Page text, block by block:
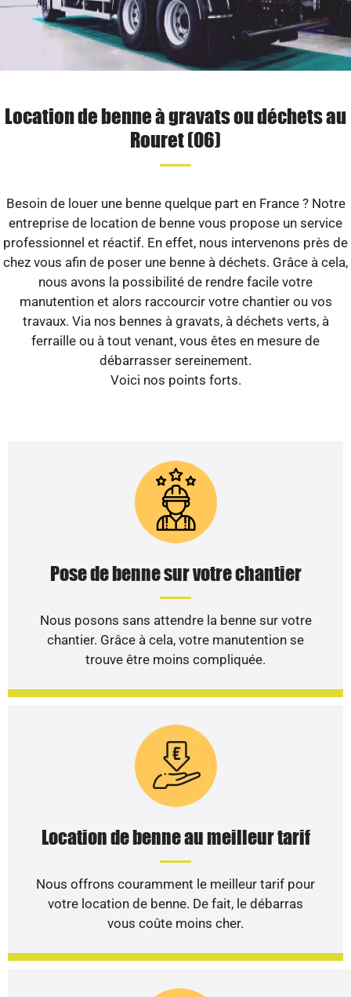
Location de benne à gravats ou déchets au
Rouret (06)
Besoin de louer une benne quelque part en France ? Notre
entreprise de location de benne vous propose un service
professionnel et réactif. En effet, nous intervenons près de
chez vous afin de poser une benne à déchets. Grâce à cela,
nous avons la possibilité de rendre facile votre
manutention et alors raccourcir votre chantier ou vos
travaux. Via nos bennes à gravats, à déchets verts, à
ferraille ou à tout venant, vous êtes en mesure de
débarrasser sereinement.
Voici nos points forts.
Pose de benne sur votre chantier
Nous posons sans attendre la benne sur votre
chantier. Grâce à cela, votre manutention se
trouve être moins compliquée.
Location de benne au meilleur tarif
Nous offrons couramment le meilleur tarif pour
votre location de benne. De fait, le débarras
vous coûte moins cher.